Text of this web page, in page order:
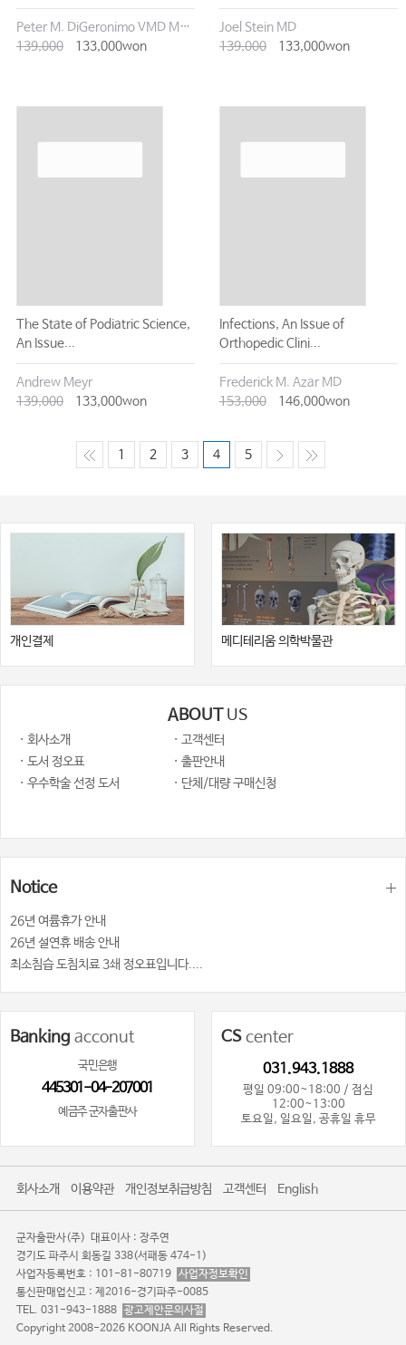
Peter M. DiGeronimo VMD MSc DACZM
139,000
133,000won
Joel Stein MD
139,000
133,000won
The State of Podiatric Science,
An Issue...
Andrew Meyr
139,000
133,000won
Infections, An Issue of
Orthopedic Clini...
Frederick M. Azar MD
153,000
146,000won
1 2 3 4 5
개인결제 메디테리움 의학박물관
ABOUTUS
· 회사소개
· 고객센터
· 도서 정오표
· 출판안내
· 우수학술 선정 도서
· 단체/대량 구매신청
Notice
26년 여륨휴가 안내
26년 설연휴 배송 안내
최소침습 도침치료 3쇄 정오표입니다....
Banking acconut
국민은행
445301-04-207001
예금주 군자출판사
CScenter
031.943.1888
평일 09:00~18:00 / 점심
12:00~13:00
토요일, 일요일, 공휴일 휴무
회사소개 이용약관 개인정보취급방침 고객센터 English
군자출판사(주) 대표이사 : 장주연
경기도 파주시 회동길 338(서패동 474-1)
사업자등록번호 : 101-81-80719 사업자정보확인
통신판매업신고 : 제2016-경기파주-0085
TEL. 031-943-1888 광고제안문의사절
Copyright 2008-2026 KOONJA All Rights Reserved.